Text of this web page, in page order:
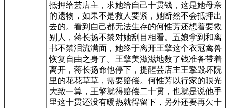
抵押给芸店主，求她给自己十贯钱，这是她母亲
的遗物，如果不是救人要紧，她断然不会抵押出
去的。看到自己都无法生存的何惟芳还想着要救
别人，蒋长扬不禁对她刮目相看。五娘拿到和离
书不禁泪流满面，她终于离开王擎这个衣冠禽兽
恢复自由之身了。王擎美滋滋地数了钱准备带着
离开，蒋长扬命他停下，提醒芸店主王擎毁坏院
里的花花草草，需要赔偿。何惟芳以行家的眼光
大致一算，王擎就得赔偿二十贯，也就是说他手
里这十贯还没有暖热就得留下，另外还要再欠十